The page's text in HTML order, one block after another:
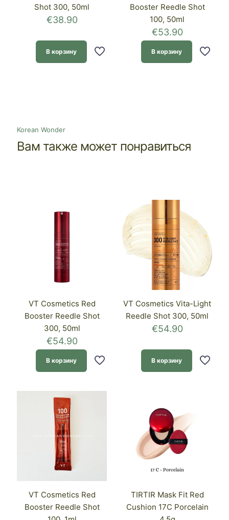
Shot 300, 50ml
€38.90
В корзину
Booster Reedle Shot
100, 50ml
€53.90
В корзину
Korean Wonder
Вам также может понравиться
VT Cosmetics Red
Booster Reedle Shot
300, 50ml
€54.90
В корзину
VT Cosmetics Vita-Light
Reedle Shot 300, 50ml
€54.90
В корзину
VT Cosmetics Red
Booster Reedle Shot
TIRTIR Mask Fit Red
Cushion 17C Porcelain